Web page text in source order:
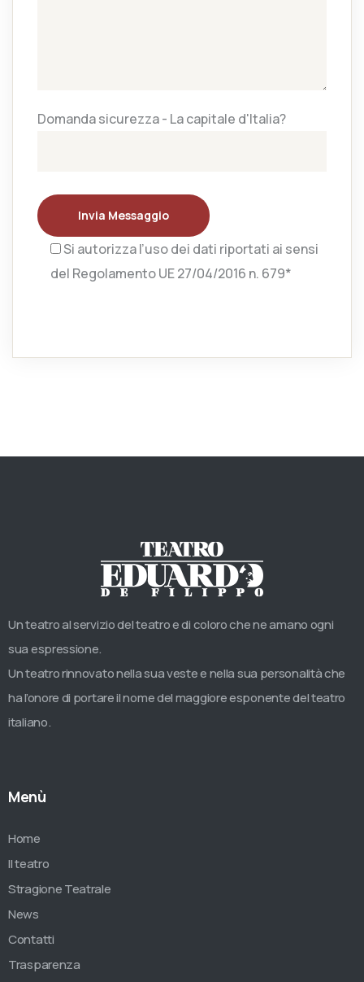
Domanda sicurezza - La capitale d'Italia?
Invia Messaggio
Si autorizza l’uso dei dati riportati ai sensi
del Regolamento UE 27/04/2016 n. 679*
Un teatro al servizio del teatro e di coloro che ne amano ogni
sua espressione.
Un teatro rinnovato nella sua veste e nella sua personalità che
ha l’onore di portare il nome del maggiore esponente del teatro
italiano.
Menù
Home
Il teatro
Stragione Teatrale
News
Contatti
Trasparenza